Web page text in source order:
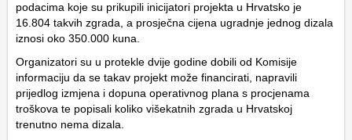
podacima koje su prikupili inicijatori projekta u Hrvatsko je
16.804 takvih zgrada, a prosječna cijena ugradnje jednog dizala
iznosi oko 350.000 kuna.
Organizatori su u protekle dvije godine dobili od Komisije
informaciju da se takav projekt može financirati, napravili
prijedlog izmjena i dopuna operativnog plana s procjenama
troškova te popisali koliko višekatnih zgrada u Hrvatskoj
trenutno nema dizala.